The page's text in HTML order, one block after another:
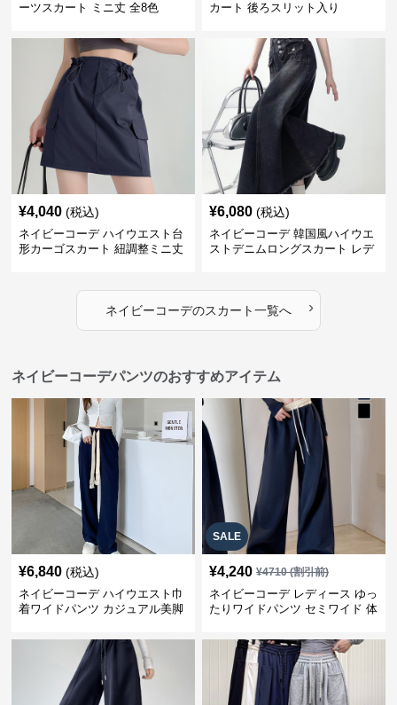
ーツスカート ミニ丈 全8色
カート 後ろスリット入り
¥4,040 (税込)
ネイビーコーデ ハイウエスト台
形カーゴスカート 紐調整ミニ丈
¥6,080 (税込)
ネイビーコーデ 韓国風ハイウエ
ストデニムロングスカート レデ
ネイビーコーデのスカート一覧へ ›
ネイビーコーデパンツのおすすめアイテム
¥6,840 (税込)
ネイビーコーデ ハイウエスト巾
着ワイドパンツ カジュアル美脚
SALE
¥4,240 ¥4710(割引前)
ネイビーコーデ レディース ゆっ
たりワイドパンツ セミワイド 体